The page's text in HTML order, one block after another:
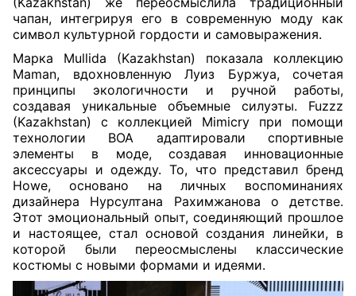
чапан, интегрируя его в современную моду как
символ культурной гордости и самовыражения.
Марка Mullida (Kazakhstan) показала коллекцию
Maman, вдохновленную Луиз Буржуа, сочетая
принципы экологичности и ручной работы,
создавая уникальные объемные силуэты. Fuzzz
(Kazakhstan) с коллекцией Mimicry при помощи
технологии BOA адаптировали спортивные
элементы в моде, создавая инновационные
аксессуары и одежду. То, что представил бренд
Howe, основано на личных воспоминаниях
дизайнера Нурсултана Рахимжанова о детстве.
Этот эмоциональный опыт, соединяющий прошлое
и настоящее, стал основой создания линейки, в
которой были переосмыслены классические
костюмы с новыми формами и идеями.